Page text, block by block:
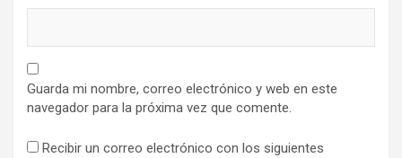
Guarda mi nombre, correo electrónico y web en este
navegador para la próxima vez que comente.
Recibir un correo electrónico con los siguientes